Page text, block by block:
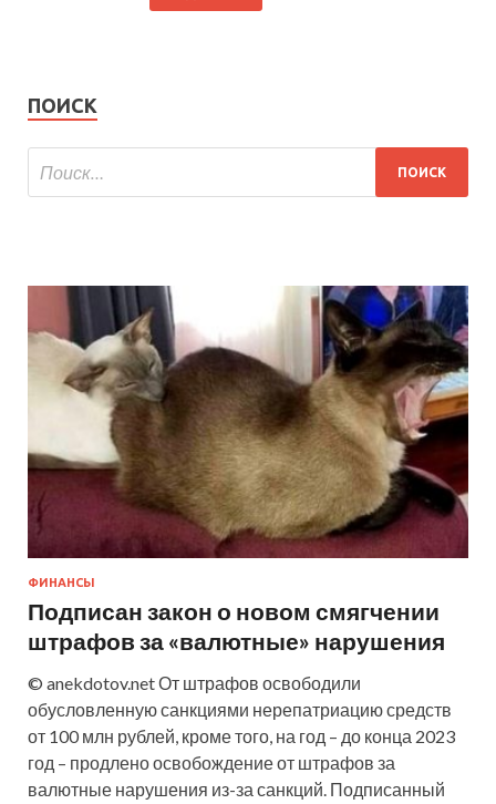
ПОИСК
ФИНАНСЫ
Подписан закон о новом смягчении
штрафов за «валютные» нарушения
© anekdotov.net От штрафов освободили
обусловленную санкциями нерепатриацию средств
от 100 млн рублей, кроме того, на год – до конца 2023
год – продлено освобождение от штрафов за
валютные нарушения из-за санкций. Подписанный